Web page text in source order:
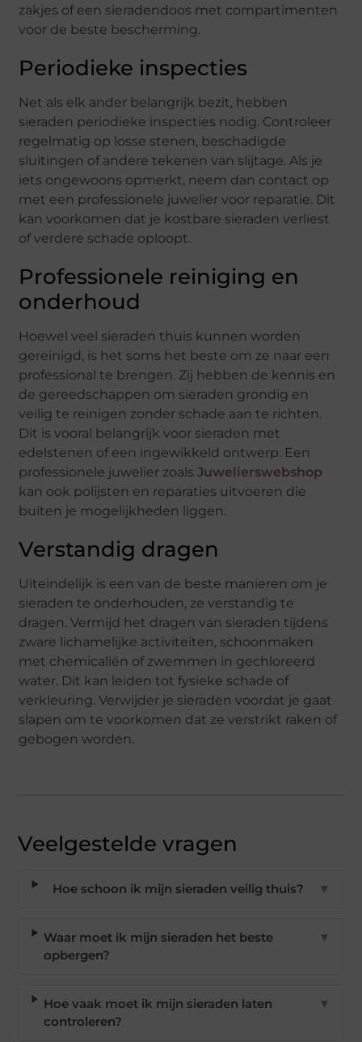
zakjes of een sieradendoos met compartimenten
voor de beste bescherming.
Periodieke inspecties
Net als elk ander belangrijk bezit, hebben
sieraden periodieke inspecties nodig. Controleer
regelmatig op losse stenen, beschadigde
sluitingen of andere tekenen van slijtage. Als je
iets ongewoons opmerkt, neem dan contact op
met een professionele juwelier voor reparatie. Dit
kan voorkomen dat je kostbare sieraden verliest
of verdere schade oploopt.
Professionele reiniging en
onderhoud
Hoewel veel sieraden thuis kunnen worden
gereinigd, is het soms het beste om ze naar een
professional te brengen. Zij hebben de kennis en
de gereedschappen om sieraden grondig en
veilig te reinigen zonder schade aan te richten.
Dit is vooral belangrijk voor sieraden met
edelstenen of een ingewikkeld ontwerp. Een
professionele juwelier zoalsJuwelierswebshop
kan ook polijsten en reparaties uitvoeren die
buiten je mogelijkheden liggen.
Verstandig dragen
Uiteindelijk is een van de beste manieren om je
sieraden te onderhouden, ze verstandig te
dragen. Vermijd het dragen van sieraden tijdens
zware lichamelijke activiteiten, schoonmaken
met chemicaliën of zwemmen in gechloreerd
water. Dit kan leiden tot fysieke schade of
verkleuring. Verwijder je sieraden voordat je gaat
slapen om te voorkomen dat ze verstrikt raken of
gebogen worden.
Veelgestelde vragen
Hoe schoon ik mijn sieraden veilig thuis? ▼
Waar moet ik mijn sieraden het beste
opbergen?
▼
Hoe vaak moet ik mijn sieraden laten
controleren?
▼